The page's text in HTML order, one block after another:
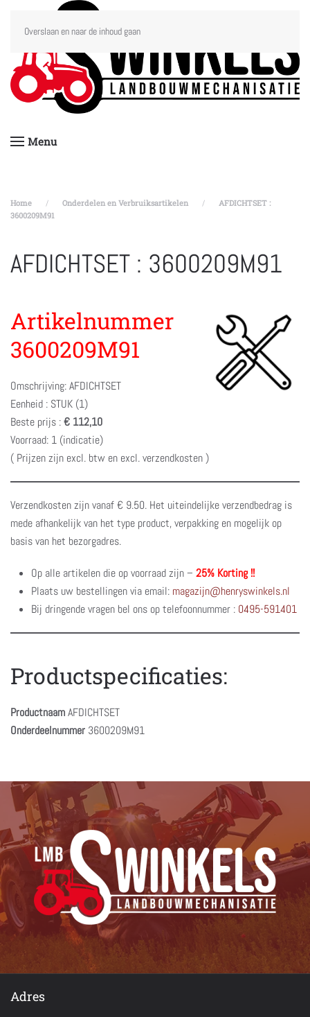
Overslaan en naar de inhoud gaan
Menu
Home Onderdelen en Verbruiksartikelen
AFDICHTSET :
3600209M91
AFDICHTSET : 3600209M91
Artikelnummer
3600209M91
Omschrijving: AFDICHTSET
Eenheid : STUK (1)
Beste prijs :€ 112,10
Voorraad: 1 (indicatie)
( Prijzen zijn excl. btw en excl. verzendkosten )
Verzendkosten zijn vanaf € 9.50. Het uiteindelijke verzendbedrag is
mede afhankelijk van het type product, verpakking en mogelijk op
basis van het bezorgadres.
Op alle artikelen die op voorraad zijn – 25% Korting !!
Plaats uw bestellingen via email: magazijn@henryswinkels.nl
Bij dringende vragen bel ons op telefoonnummer : 0495-591401
Productspecificaties:
ProductnaamAFDICHTSET
Onderdeelnummer 3600209M91
Adres